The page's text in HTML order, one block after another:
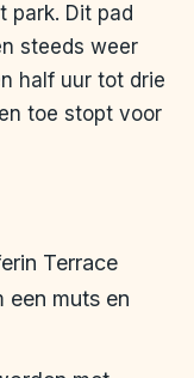
park. Dit pad
steeds weer
half uur tot drie
toe stopt voor
Terrace
een muts en